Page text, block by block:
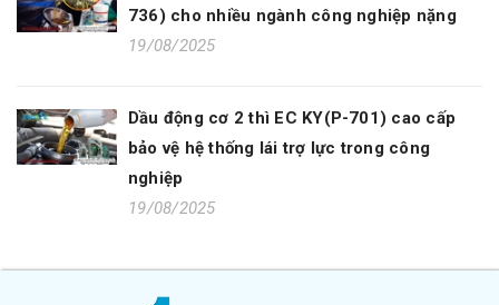
736) cho nhiều ngành công nghiệp nặng
19/08/2025
Dầu động cơ 2 thì EC KY(P-701) cao cấp
bảo vệ hệ thống lái trợ lực trong công
nghiệp
19/08/2025